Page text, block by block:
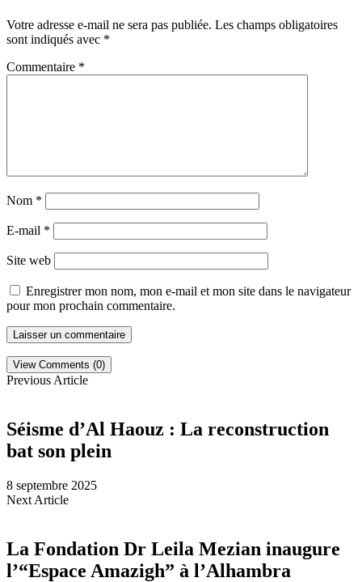
Votre adresse e-mail ne sera pas publiée. Les champs obligatoires
sont indiqués avec *
Commentaire *
Nom *
E-mail *
Site web
Enregistrer mon nom, mon e-mail et mon site dans le navigateur
pour mon prochain commentaire.
View Comments (0)
Previous Article
Séisme d’Al Haouz : La reconstruction
bat son plein
8 septembre 2025
Next Article
La Fondation Dr Leila Mezian inaugure
l’“Espace Amazigh” à l’Alhambra